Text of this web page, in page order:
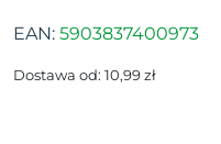
EAN: 5903837400973
Dostawa od: 10,99 zł